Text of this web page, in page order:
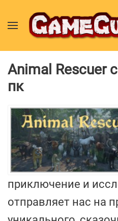
Animal Rescuer
пк
приключение и
отправляет нас на